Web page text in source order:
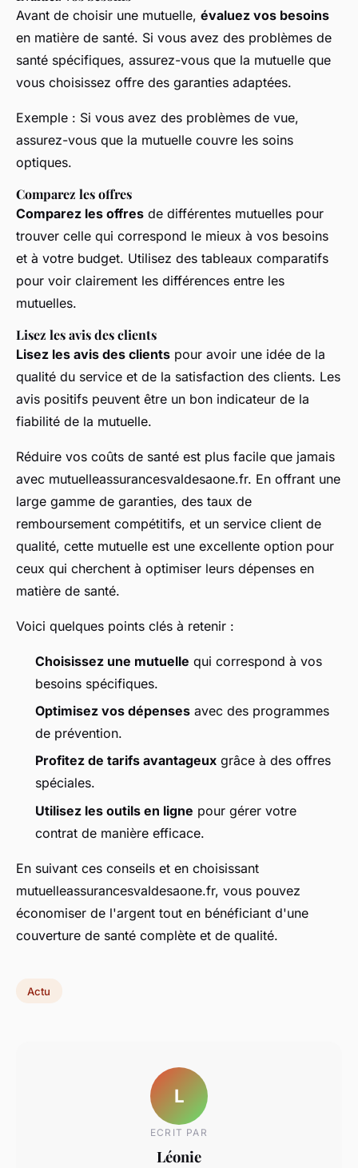
Avant de choisir une mutuelle, évaluez vos besoins
en matière de santé. Si vous avez des problèmes de
santé spécifiques, assurez-vous que la mutuelle que
vous choisissez offre des garanties adaptées.
Exemple : Si vous avez des problèmes de vue,
assurez-vous que la mutuelle couvre les soins
optiques.
Comparez les offres
Comparez les offres de différentes mutuelles pour
trouver celle qui correspond le mieux à vos besoins
et à votre budget. Utilisez des tableaux comparatifs
pour voir clairement les différences entre les
mutuelles.
Lisez les avis des clients
Lisez les avis des clients pour avoir une idée de la
qualité du service et de la satisfaction des clients. Les
avis positifs peuvent être un bon indicateur de la
fiabilité de la mutuelle.
Réduire vos coûts de santé est plus facile que jamais
avec mutuelleassurancesvaldesaone.fr. En offrant une
large gamme de garanties, des taux de
remboursement compétitifs, et un service client de
qualité, cette mutuelle est une excellente option pour
ceux qui cherchent à optimiser leurs dépenses en
matière de santé.
Voici quelques points clés à retenir :
Choisissez une mutuelle qui correspond à vos
besoins spécifiques.
Optimisez vos dépenses avec des programmes
de prévention.
Profitez de tarifs avantageux grâce à des offres
spéciales.
Utilisez les outils en ligne pour gérer votre
contrat de manière efficace.
En suivant ces conseils et en choisissant
mutuelleassurancesvaldesaone.fr, vous pouvez
économiser de l'argent tout en bénéficiant d'une
couverture de santé complète et de qualité.
Actu
L
ECRIT PAR
Léonie